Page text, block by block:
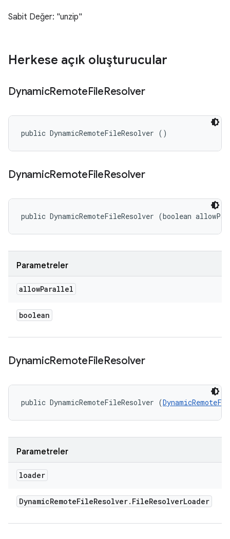
Sabit Değer: "unzip"
Herkese açık oluşturucular
DynamicRemoteFileResolver
public DynamicRemoteFileResolver ()
DynamicRemoteFileResolver
public DynamicRemoteFileResolver (boolean
Parametreler
allowParallel
boolean
DynamicRemoteFileResolver
public DynamicRemoteFileResolver (
Parametreler
loader
DynamicRemoteFileResolver. FileResolverLoader